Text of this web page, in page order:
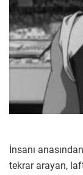
İnsanı
tekrar arayan,